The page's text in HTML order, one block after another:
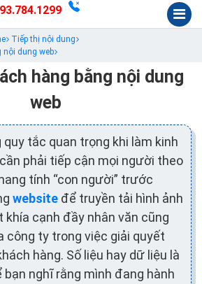
Tiếp thị nội dung
nội dung web
hàng bằng nội dung
web
tắc quan trọng khi làm kinh
phải tiếp cận mọi người theo
tính “con người” trước
website để truyền tải hình ảnh
cạnh đầy nhân văn cũng
công ty trong việc giải quyết
hàng. Số liệu hay dữ liệu là
bạn nghĩ rằng mình đang hành